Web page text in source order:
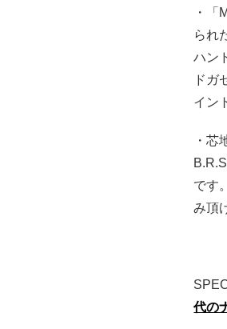
・「
られ
ハン
ドガ
イン
・芯
です
み頂
代の